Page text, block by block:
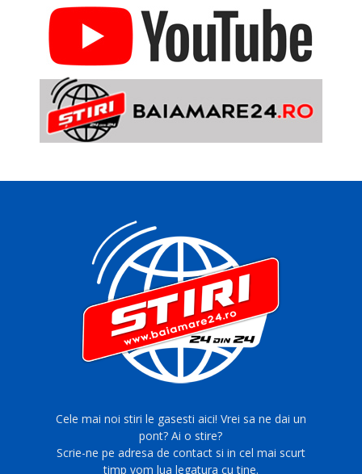
Cele mai noi stiri le gasesti aici! Vrei sa ne dai un
pont? Ai o stire?
Scrie-ne pe adresa de contact si in cel mai scurt
timp vom lua legatura cu tine.